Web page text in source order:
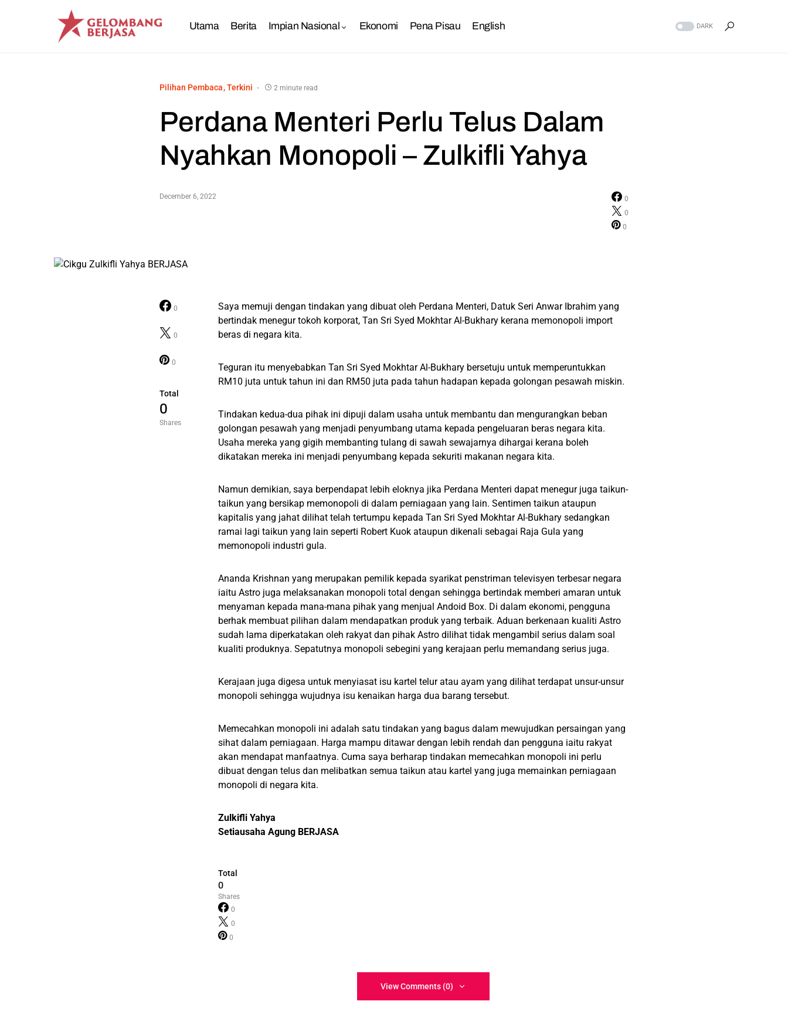
Utama Berita Impian Nasional Ekonomi Pena Pisau English DARK
Pilihan Pembaca Terkini 2 minute read
Perdana Menteri Perlu Telus Dalam
Nyahkan Monopoli – Zulkifli Yahya
December 6, 2022
0
0
0
Total
0
Shares
0
0
0
Saya memuji dengan tindakan yang dibuat oleh Perdana Menteri, Datuk Seri Anwar Ibrahim yang
bertindak menegur tokoh korporat, Tan Sri Syed Mokhtar Al-Bukhary kerana memonopoli import
beras di negara kita.
Teguran itu menyebabkan Tan Sri Syed Mokhtar Al-Bukhary bersetuju untuk memperuntukkan
RM10 juta untuk tahun ini dan RM50 juta pada tahun hadapan kepada golongan pesawah miskin.
Tindakan kedua-dua pihak ini dipuji dalam usaha untuk membantu dan mengurangkan beban
golongan pesawah yang menjadi penyumbang utama kepada pengeluaran beras negara kita.
Usaha mereka yang gigih membanting tulang di sawah sewajarnya dihargai kerana boleh
dikatakan mereka ini menjadi penyumbang kepada sekuriti makanan negara kita.
Namun demikian, saya berpendapat lebih eloknya jika Perdana Menteri dapat menegur juga taikun-
taikun yang bersikap memonopoli di dalam perniagaan yang lain. Sentimen taikun ataupun
kapitalis yang jahat dilihat telah tertumpu kepada Tan Sri Syed Mokhtar Al-Bukhary sedangkan
ramai lagi taikun yang lain seperti Robert Kuok ataupun dikenali sebagai Raja Gula yang
memonopoli industri gula.
Ananda Krishnan yang merupakan pemilik kepada syarikat penstriman televisyen terbesar negara
iaitu Astro juga melaksanakan monopoli total dengan sehingga bertindak memberi amaran untuk
menyaman kepada mana-mana pihak yang menjual Andoid Box. Di dalam ekonomi, pengguna
berhak membuat pilihan dalam mendapatkan produk yang terbaik. Aduan berkenaan kualiti Astro
sudah lama diperkatakan oleh rakyat dan pihak Astro dilihat tidak mengambil serius dalam soal
kualiti produknya. Sepatutnya monopoli sebegini yang kerajaan perlu memandang serius juga.
Kerajaan juga digesa untuk menyiasat isu kartel telur atau ayam yang dilihat terdapat unsur-unsur
monopoli sehingga wujudnya isu kenaikan harga dua barang tersebut.
Memecahkan monopoli ini adalah satu tindakan yang bagus dalam mewujudkan persaingan yang
sihat dalam perniagaan. Harga mampu ditawar dengan lebih rendah dan pengguna iaitu rakyat
akan mendapat manfaatnya. Cuma saya berharap tindakan memecahkan monopoli ini perlu
dibuat dengan telus dan melibatkan semua taikun atau kartel yang juga memainkan perniagaan
monopoli di negara kita.
Zulkifli Yahya
Setiausaha Agung BERJASA
Total
0
Shares
0
0
0
View Comments (0)